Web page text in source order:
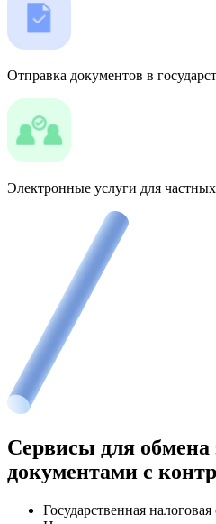
Отправка документов в
Электронные услуги для
Сервисы для
документами с
Государственная